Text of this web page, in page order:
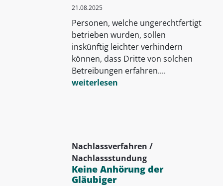
21.08.2025
Personen, welche ungerechtfertigt
betrieben wurden, sollen
inskünftig leichter verhindern
können, dass Dritte von solchen
Betreibungen erfahren....
weiterlesen
Nachlassverfahren /
Nachlassstundung
Keine Anhörung der
Gläubiger